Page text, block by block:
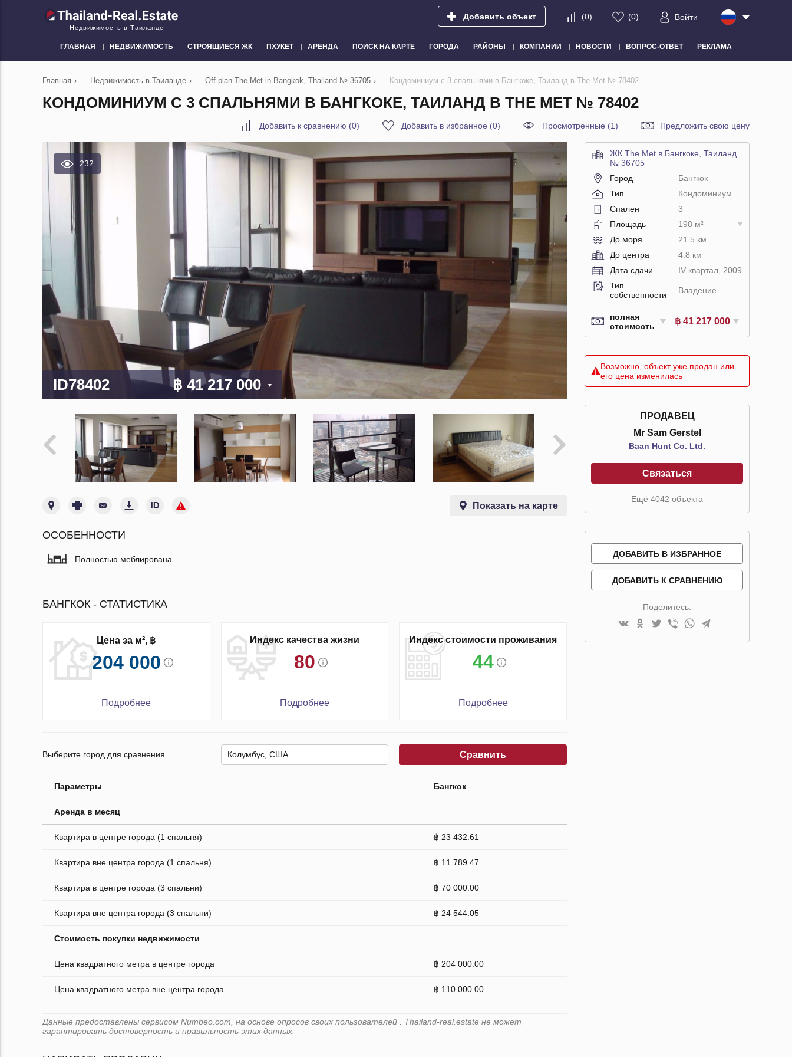
Недвижимость в Таиланде
Добавить объект (0) (0) Войти
ГЛАВНАЯ НЕДВИЖИМОСТЬ СТРОЯЩИЕСЯ ЖК ПХУКЕТ АРЕНДА ПОИСК НА КАРТЕ ГОРОДА РАЙОНЫ КОМПАНИИ НОВОСТИ ВОПРОС-ОТВЕТ РЕКЛАМА
Главная › Недвижимость в Таиланде › Off-plan The Met in Bangkok, Thailand № 36705 › Кондоминиум с 3 спальнями в Бангкоке, Таиланд в The Met № 78402
КОНДОМИНИУМ С 3 СПАЛЬНЯМИ В БАНГКОКЕ, ТАИЛАНД В THE MET № 78402
Добавить к сравнению (0) Добавить в избранное (0) Просмотренные (1) Предложить свою цену
232
ID78402 ฿ 41 217 000
Показать на карте
ОСОБЕННОСТИ
Полностью меблирована
БАНГКОК - СТАТИСТИКА
Цена за м², ฿
204 000
Подробнее
Индекс качества жизни
80
Подробнее
Индекс стоимости проживания
44
Подробнее
Выберите город для сравнения Сравнить
Параметры Бангкок
Аренда в месяц
Квартира в центре города (1 спальня) ฿ 23 432.61
Квартира вне центра города (1 спальня) ฿ 11 789.47
Квартира в центре города (3 спальни) ฿ 70 000.00
Квартира вне центра города (3 спальни) ฿ 24 544.05
Стоимость покупки недвижимости
Цена квадратного метра в центре города ฿ 204 000.00
Цена квадратного метра вне центра города ฿ 110 000.00
Данные предоставлены сервисом Numbeo.com, на основе опросов своих пользователей . Thailand-real.estate не может
гарантировать достоверность и правильность этих данных.
ЖК The Met в Бангкоке, Таиланд
№ 36705
Город
Бангкок
Тип
Кондоминиум
Спален
3
Площадь
198 м²
До моря
21.5 км
До центра
4.8 км
Дата сдачи
IV квартал, 2009
Тип
собственности
Владение
полная
стоимость
฿ 41 217 000
Возможно, объект уже продан или
его цена изменилась
ПРОДАВЕЦ
Mr Sam Gerstel
Baan Hunt Co. Ltd.
Связаться
Ещё 4042 объекта
ДОБАВИТЬ В ИЗБРАННОЕ
ДОБАВИТЬ К СРАВНЕНИЮ
Поделитесь: